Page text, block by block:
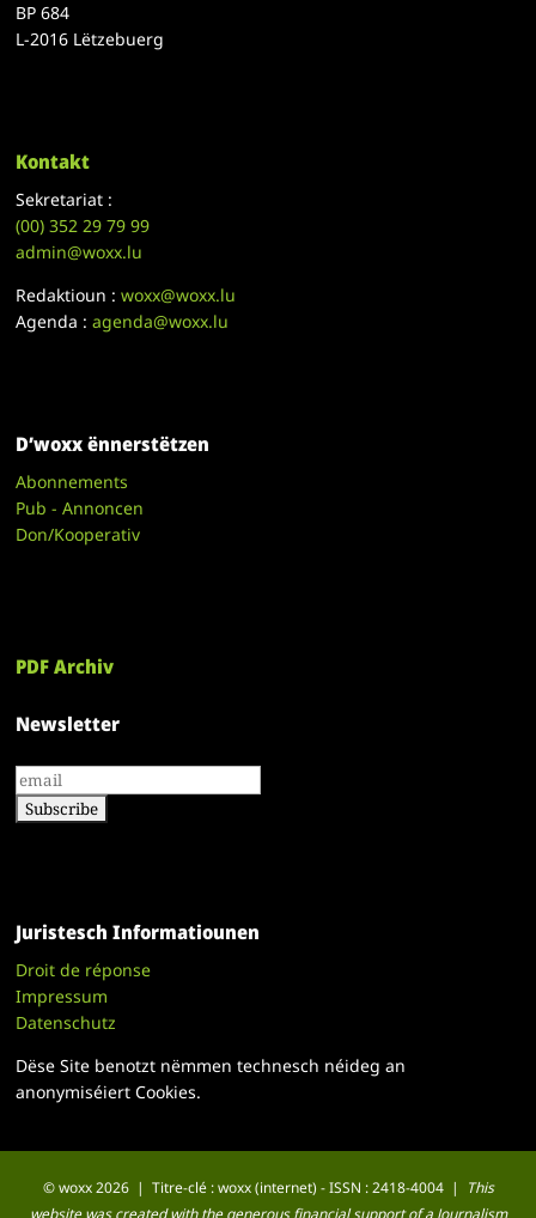
BP 684
L-2016 Lëtzebuerg
Kontakt
Sekretariat :
(00)352 29 79 99
admin@woxx.lu
Redaktioun :woxx@woxx.lu
Agenda :agenda@woxx.lu
D’woxx ënnerstëtzen
Abonnements
Pub - Annoncen
Don/Kooperativ
PDF Archiv
Newsletter
Juristesch Informatiounen
Droit de réponse
Impressum
Datenschutz
Dëse Site benotzt nëmmen technesch néideg an
anonymiséiert Cookies.
© woxx 2026 | Titre-clé : woxx (internet) - ISSN : 2418-4004 |
This